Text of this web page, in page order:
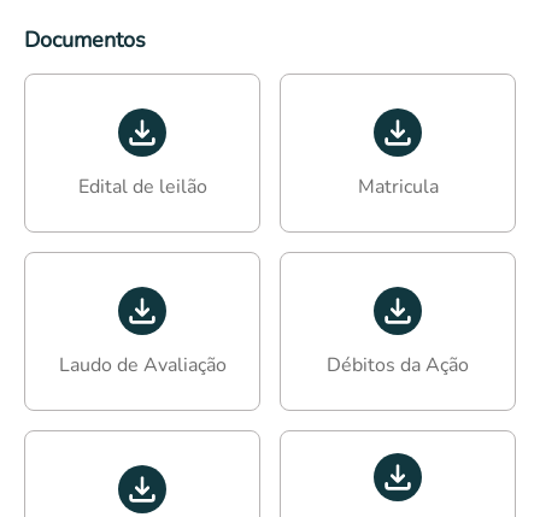
Documentos
Edital de leilão Matricula
Laudo de Avaliação Débitos da Ação